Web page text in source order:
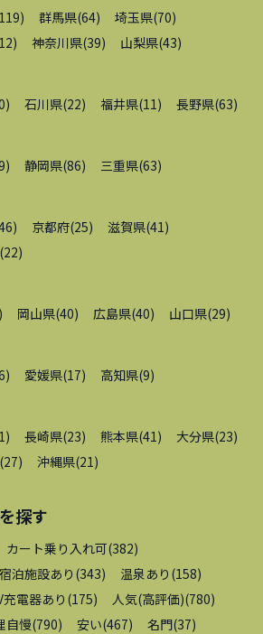
119) 群馬県(64) 埼玉県(70)
12) 神奈川県(39) 山梨県(43)
) 石川県(22) 福井県(11 ) 長野県(63)
) 静岡県(86) 三重県(63)
) 京都府(25) 滋賀県(41 )
(22)
) 岡山県(40) 広島県(40) 山口県(29)
) 愛媛県(17) 高知県(9)
) 長崎県(23) 熊本県(41 ) 大分県(23)
(27) 沖縄県(21 )
を探す
カート乗り入れ可(382)
宿泊施設あり (343) 温泉あり (158)
充電器あり(175) 人気(高評価)(780)
自慢(790) 安い(467) 名門(37)